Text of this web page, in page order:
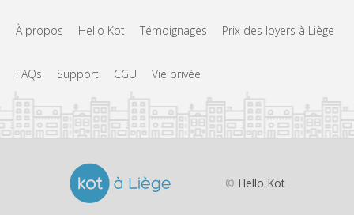
À propos Hello Kot Témoignages Prix des loyers à Liège
FAQs Support CGU Vie privée
© Hello Kot